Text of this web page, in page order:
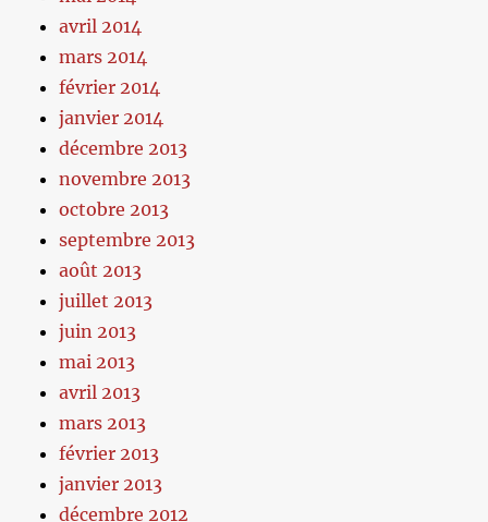
avril 2014
mars 2014
février 2014
janvier 2014
décembre 2013
novembre 2013
octobre 2013
septembre 2013
août 2013
juillet 2013
juin 2013
mai 2013
avril 2013
mars 2013
février 2013
janvier 2013
décembre 2012